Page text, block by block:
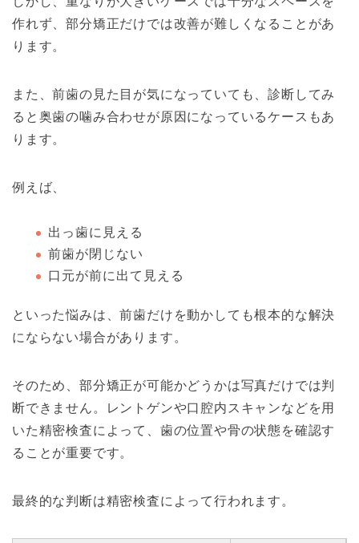
作れず、部分矯正だけでは改善が難しくなることがあ
ります。
また、前歯の見た目が気になっていても、診断してみ
ると奥歯の噛み合わせが原因になっているケースもあ
ります。
例えば、
出っ歯に見える
前歯が閉じない
口元が前に出て見える
といった悩みは、前歯だけを動かしても根本的な解決
にならない場合があります。
そのため、部分矯正が可能かどうかは写真だけでは判
断できません。レントゲンや口腔内スキャンなどを用
いた精密検査によって、歯の位置や骨の状態を確認す
ることが重要です。
最終的な判断は精密検査によって行われます。